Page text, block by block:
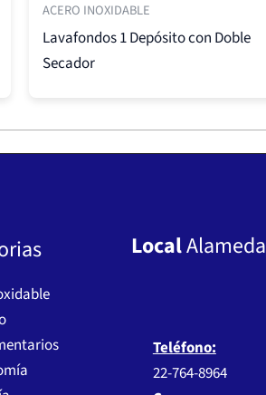
ACERO INOXIDABLE
Lavafondos 1 Depósito con Doble
Secador
LocalAlameda
Teléfono:
22-764-8964